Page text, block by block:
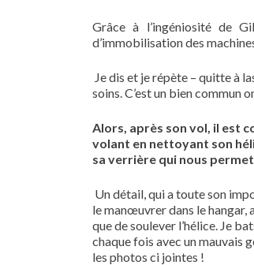
Grâce à l’ingéniosité de
d’immobilisation des
Je dis et je répète – quitte à
soins. C’est un bien commun
Alors, après son vol, il est
volant en nettoyant son
sa verrière qui nous
Un détail, qui a toute son
le manœuvrer dans le hangar,
que de soulever l’hélice. Je
chaque fois avec un mauvais
les photos ci jointes !